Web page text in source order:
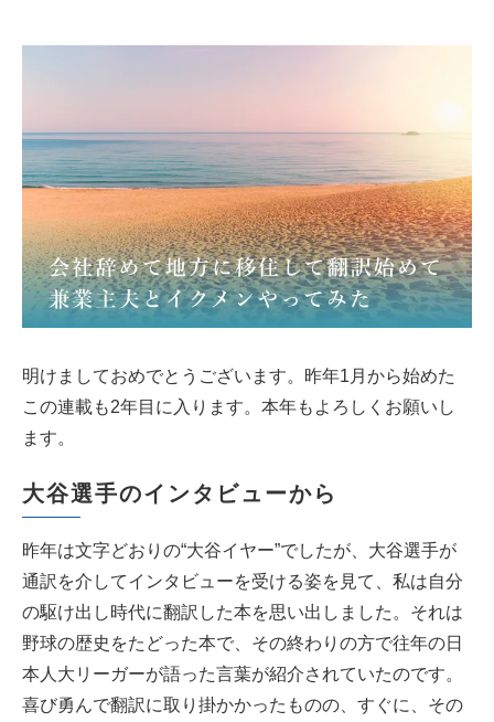
明けましておめでとうございます。昨年1月から始めた
この連載も2年目に入ります。本年もよろしくお願いし
ます。
大谷選手のインタビューから
昨年は文字どおりの“大谷イヤー”でしたが、大谷選手が
通訳を介してインタビューを受ける姿を見て、私は自分
の駆け出し時代に翻訳した本を思い出しました。それは
野球の歴史をたどった本で、その終わりの方で往年の日
本人大リーガーが語った言葉が紹介されていたのです。
喜び勇んで翻訳に取り掛かかったものの、すぐに、その